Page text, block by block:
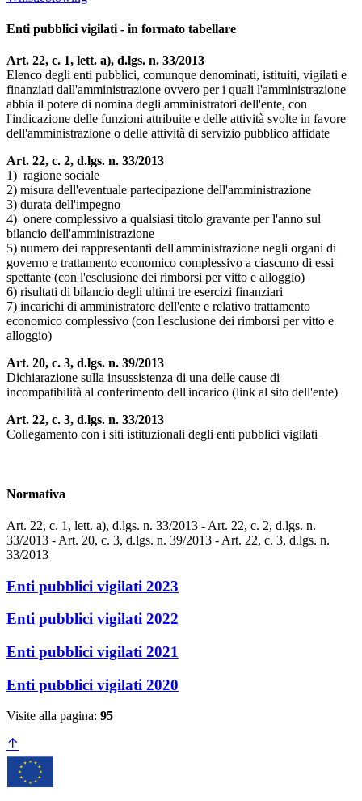
Enti pubblici vigilati - in formato tabellare
Art. 22, c. 1, lett. a), d.lgs. n. 33/2013
Elenco degli enti pubblici, comunque denominati, istituiti, vigilati e
finanziati dall'amministrazione ovvero per i quali l'amministrazione
abbia il potere di nomina degli amministratori dell'ente, con
l'indicazione delle funzioni attribuite e delle attività svolte in favore
dell'amministrazione o delle attività di servizio pubblico affidate
Art. 22, c. 2, d.lgs. n. 33/2013
1) ragione sociale
2) misura dell'eventuale partecipazione dell'amministrazione
3) durata dell'impegno
4) onere complessivo a qualsiasi titolo gravante per l'anno sul
bilancio dell'amministrazione
5) numero dei rappresentanti dell'amministrazione negli organi di
governo e trattamento economico complessivo a ciascuno di essi
spettante (con l'esclusione dei rimborsi per vitto e alloggio)
6) risultati di bilancio degli ultimi tre esercizi finanziari
7) incarichi di amministratore dell'ente e relativo trattamento
economico complessivo (con l'esclusione dei rimborsi per vitto e
alloggio)
Art. 20, c. 3, d.lgs. n. 39/2013
Dichiarazione sulla insussistenza di una delle cause di
incompatibilità al conferimento dell'incarico (link al sito dell'ente)
Art. 22, c. 3, d.lgs. n. 33/2013
Collegamento con i siti istituzionali degli enti pubblici vigilati
Normativa
Art. 22, c. 1, lett. a), d.lgs. n. 33/2013 - Art. 22, c. 2, d.lgs. n.
33/2013 - Art. 20, c. 3, d.lgs. n. 39/2013 - Art. 22, c. 3, d.lgs. n.
33/2013
Enti pubblici vigilati 2023
Enti pubblici vigilati 2022
Enti pubblici vigilati 2021
Enti pubblici vigilati 2020
Visite alla pagina: 95